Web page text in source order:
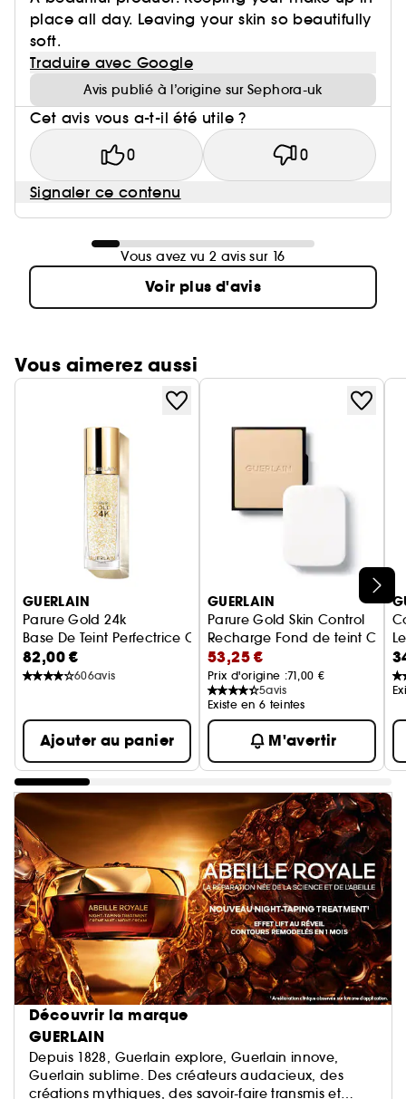
place all day. Leaving your skin so beautifully
soft.
Traduire avec Google
Avis publié à l’origine sur Sephora-uk
Cet avis vous a-t-il été utile ?
0 0
Signaler ce contenu
Vous avez vu 2 avis sur 16
Voir plus d'avis
Vous aimerez aussi
Ignorer le carrousel produits
GUERLAIN
Parure Gold 24k
Base De Teint Perfectrice Concentré D’éclat - Hydratation
82,00 €
606avis
Ajouter au panier
GUERLAIN
Parure Gold Skin Control
Recharge Fond de teint
53,25 €
Prix d'origine :71,00 €
5avis
Existe en 6 teintes
M'avertir
Découvrir la marque
GUERLAIN
Depuis 1828, Guerlain explore, Guerlain innove,
Guerlain sublime. Des créateurs audacieux, des
créations mythiques, des savoir-faire transmis et